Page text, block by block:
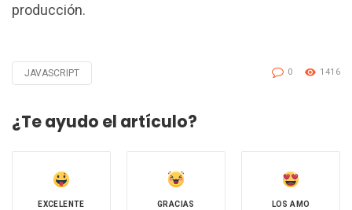
producción.
Tagged
JAVASCRIPT 0 1416
¿Te ayudo el artículo?
EXCELENTE GRACIAS LOS AMO